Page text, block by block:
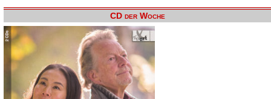
CD der Woche